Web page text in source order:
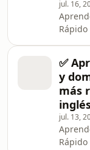
para
donde
jul. 16,
Rápido
no es
inglés.
para
donde
✅
y
más
jul. 13,
Rápido